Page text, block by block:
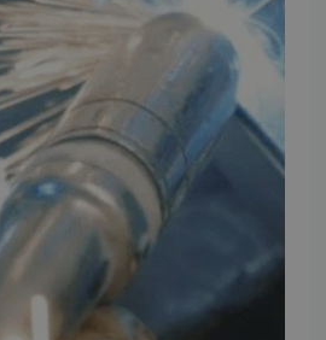
09:00 - 16:00
Lukket
FØLG TMP